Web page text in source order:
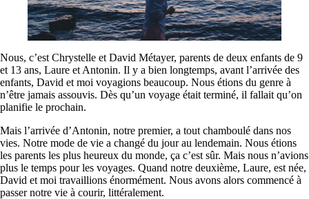
Nous, c’est Chrystelle et David Métayer, parents de deux enfants de 9
et 13 ans, Laure et Antonin. Il y a bien longtemps, avant l’arrivée des
enfants, David et moi voyagions beaucoup. Nous étions du genre à
n’être jamais assouvis. Dès qu’un voyage était terminé, il fallait qu’on
planifie le prochain.
Mais l’arrivée d’Antonin, notre premier, a tout chamboulé dans nos
vies. Notre mode de vie a changé du jour au lendemain. Nous étions
les parents les plus heureux du monde, ça c’est sûr. Mais nous n’avions
plus le temps pour les voyages. Quand notre deuxième, Laure, est née,
David et moi travaillions énormément. Nous avons alors commencé à
passer notre vie à courir, littéralement.